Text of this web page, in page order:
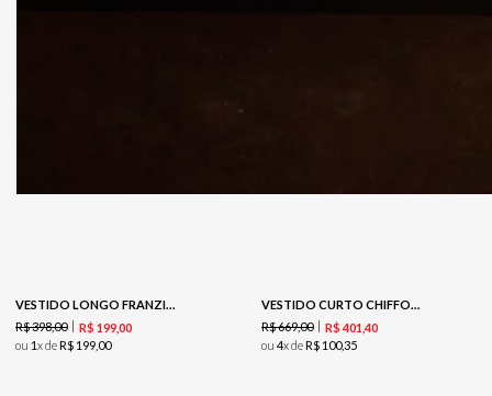
VESTIDO LONGO FRANZIDO-PRETO
R$398,00 R$ 19900
ou 1x deR$ 199 00
VESTIDO CURTO CHIFFON BORDADO - RED
R$669,00 R$ 401 40
ou 4x deR$ 100,35